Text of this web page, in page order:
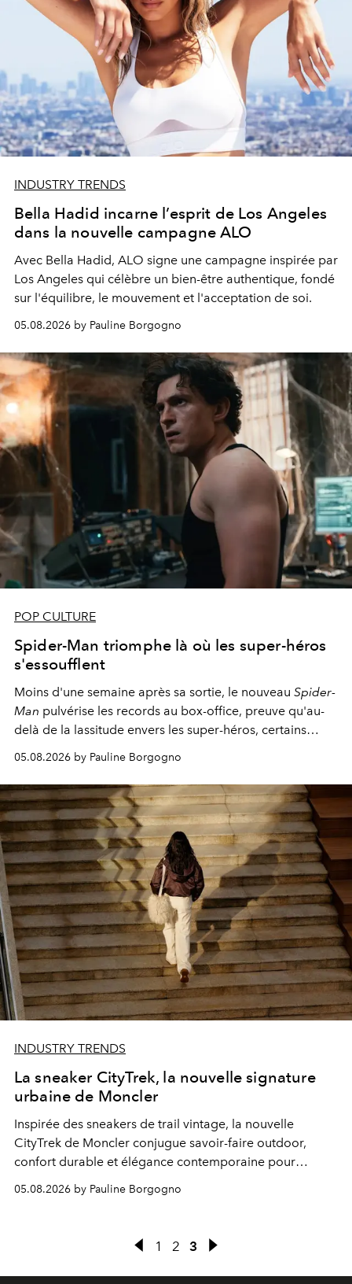
INDUSTRY TRENDS
Bella Hadid incarne l’esprit de Los Angeles
dans la nouvelle campagne ALO
Avec Bella Hadid, ALO signe une campagne inspirée par
Los Angeles qui célèbre un bien-être authentique, fondé
sur l'équilibre, le mouvement et l'acceptation de soi.
05.08.2026 by Pauline Borgogno
POP CULTURE
Spider-Man triomphe là où les super-héros
s'essoufflent
Moins d'une semaine après sa sortie, le nouveau Spider-
Man pulvérise les records au box-office, preuve qu'au-
delà de la lassitude envers les super-héros, certains
personnages continuent de susciter une ferveur intacte.
05.08.2026 by Pauline Borgogno
INDUSTRY TRENDS
La sneaker CityTrek, la nouvelle signature
urbaine de Moncler
Inspirée des sneakers de trail vintage, la nouvelle
CityTrek de Moncler conjugue savoir-faire outdoor,
confort durable et élégance contemporaine pour
accompagner les explorations du quotidien.
05.08.2026 by Pauline Borgogno
1 2 3